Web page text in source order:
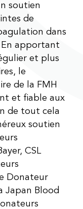
soutien
de
dans
En apportant
et plus
le
de la FMH
et fiable aux
de tout cela
soutien
CSL
Donateur
Japan Blood